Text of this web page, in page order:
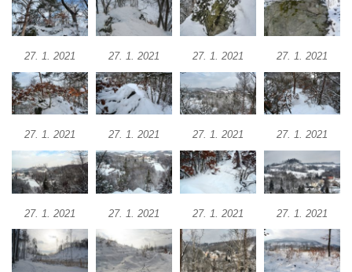
Raná
Lenešický Chlum
Luž
Jeskyně Wildbrethöhle
Kleiner Zschirnstein
Jeskyně na Slánské hoře ve Slaném
Čertovo kopyto u Jezdecké cesty nad
Tuhnicemi v Karlových Varech
Vyhlídka Muchomůrka na Hostibejku v
Kralupech nad Vltavou
Vyhlídkový altán na Hostibejku v Kralupech
nad Vltavou
27. 1. 2021 27. 1. 2021 27. 1. 2021 27. 1. 2021
27. 1. 2021 27. 1. 2021 27. 1. 2021 27. 1. 2021
27. 1. 2021 27. 1. 2021 27. 1. 2021 27. 1. 2021